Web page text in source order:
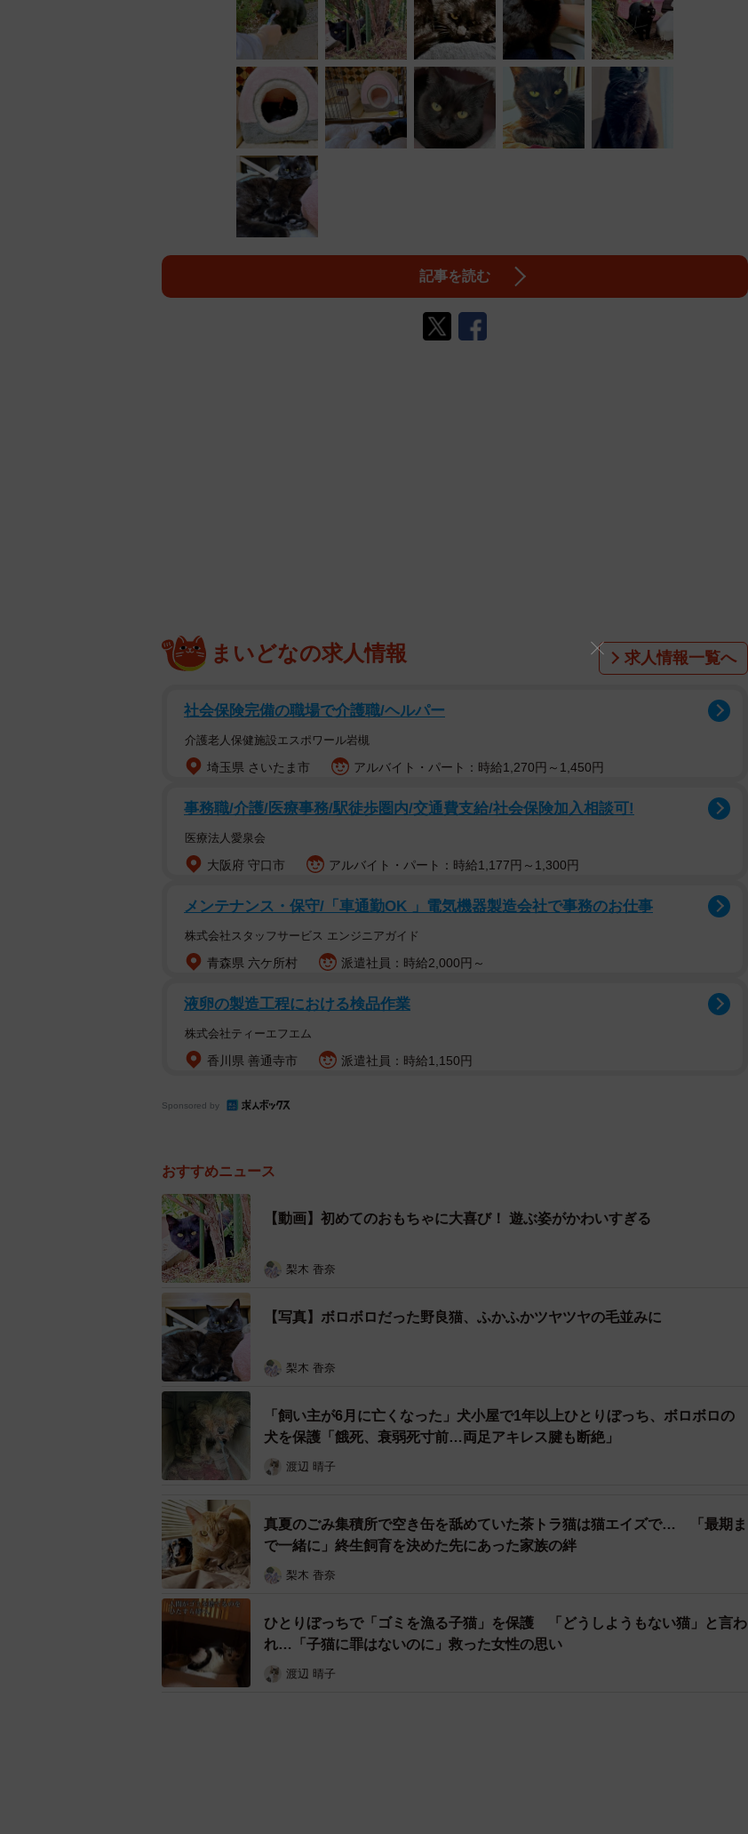
記事を読む
まいどなの求人情報 求人情報一覧へ
社会保険完備の職場で介護職/ヘルパー
介護老人保健施設エスポワール岩槻
埼玉県 さいたま市 アルバイト・パート：時給1,270円～1,450円
事務職/介護/医療事務/駅徒歩圏内/交通費支給/社会保険加入相談可!
医療法人愛泉会
大阪府 守口市 アルバイト・パート：時給1,177円～1,300円
メンテナンス・保守/「車通勤OK 」電気機器製造会社で事務のお仕事
株式会社スタッフサービス エンジニアガイド
青森県 六ケ所村 派遣社員：時給2,000円～
液卵の製造工程における検品作業
株式会社ティーエフエム
香川県 善通寺市 派遣社員：時給1,150円
Sponsored by
おすすめニュース
【動画】初めてのおもちゃに大喜び！ 遊ぶ姿がかわいすぎる
梨木 香奈
【写真】ボロボロだった野良猫、ふかふかツヤツヤの毛並みに
梨木 香奈
「飼い主が6月に亡くなった」犬小屋で1年以上ひとりぼっち、ボロボロの
犬を保護「餓死、衰弱死寸前…両足アキレス腱も断絶」
渡辺 晴子
真夏のごみ集積所で空き缶を舐めていた茶トラ猫は猫エイズで… 「最期ま
で一緒に」終生飼育を決めた先にあった家族の絆
梨木 香奈
ひとりぼっちで「ゴミを漁る子猫」を保護 「どうしようもない猫」と言わ
れ…「子猫に罪はないのに」救った女性の思い
渡辺 晴子